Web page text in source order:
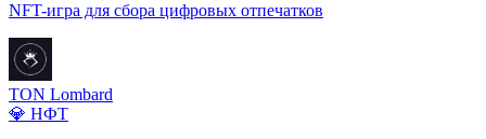
NFT-игра для сбора цифровых отпечатков
TON Lombard
💎 НФТ